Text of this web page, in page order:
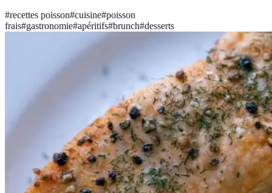
#recettes poisson#cuisine#poisson
frais#gastronomie#apéritifs#brunch#desserts